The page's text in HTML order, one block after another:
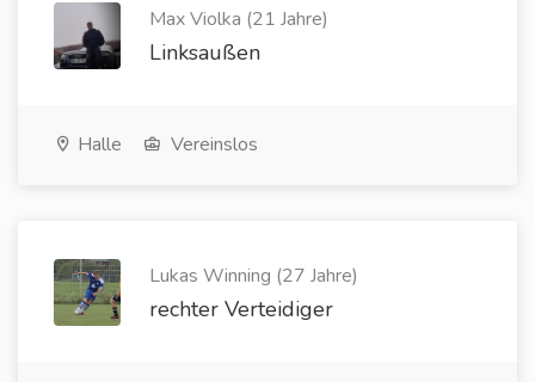
Max Violka (21 Jahre)
Linksaußen
Halle Vereinslos
Lukas Winning (27 Jahre)
rechter Verteidiger